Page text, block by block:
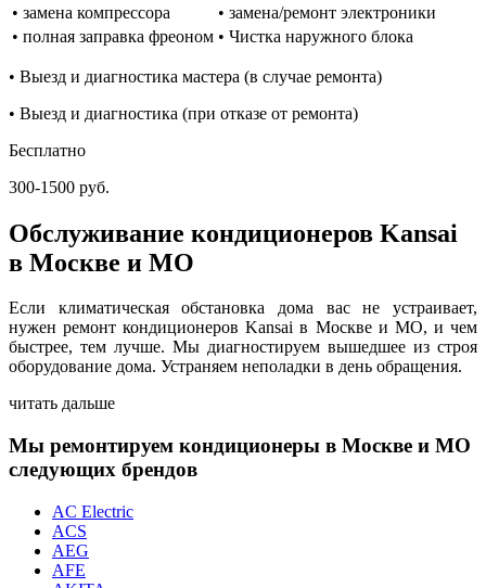
• замена компрессора
• замена/ремонт электроники
• полная заправка фреоном • Чистка наружного блока
• Выезд и диагностика мастера (в случае ремонта)
• Выезд и диагностика (при отказе от ремонта)
Бесплатно
300-1500 руб.
Обслуживание кондиционеров Kansai
в Москве и МО
Если климатическая обстановка дома вас не устраивает,
нужен ремонт кондиционеров Kansai в Москве и МО, и чем
быстрее, тем лучше. Мы диагностируем вышедшее из строя
оборудование дома. Устраняем неполадки в день обращения.
читать дальше
Мы ремонтируем кондиционеры в Москве и МО
следующих брендов
AC Electric
ACS
AEG
AFE